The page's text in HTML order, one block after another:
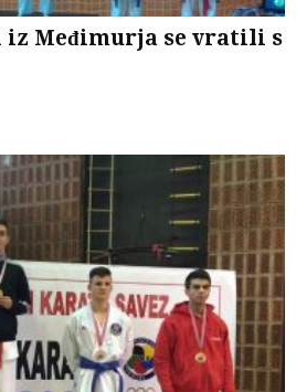
Međimurja se vratili s